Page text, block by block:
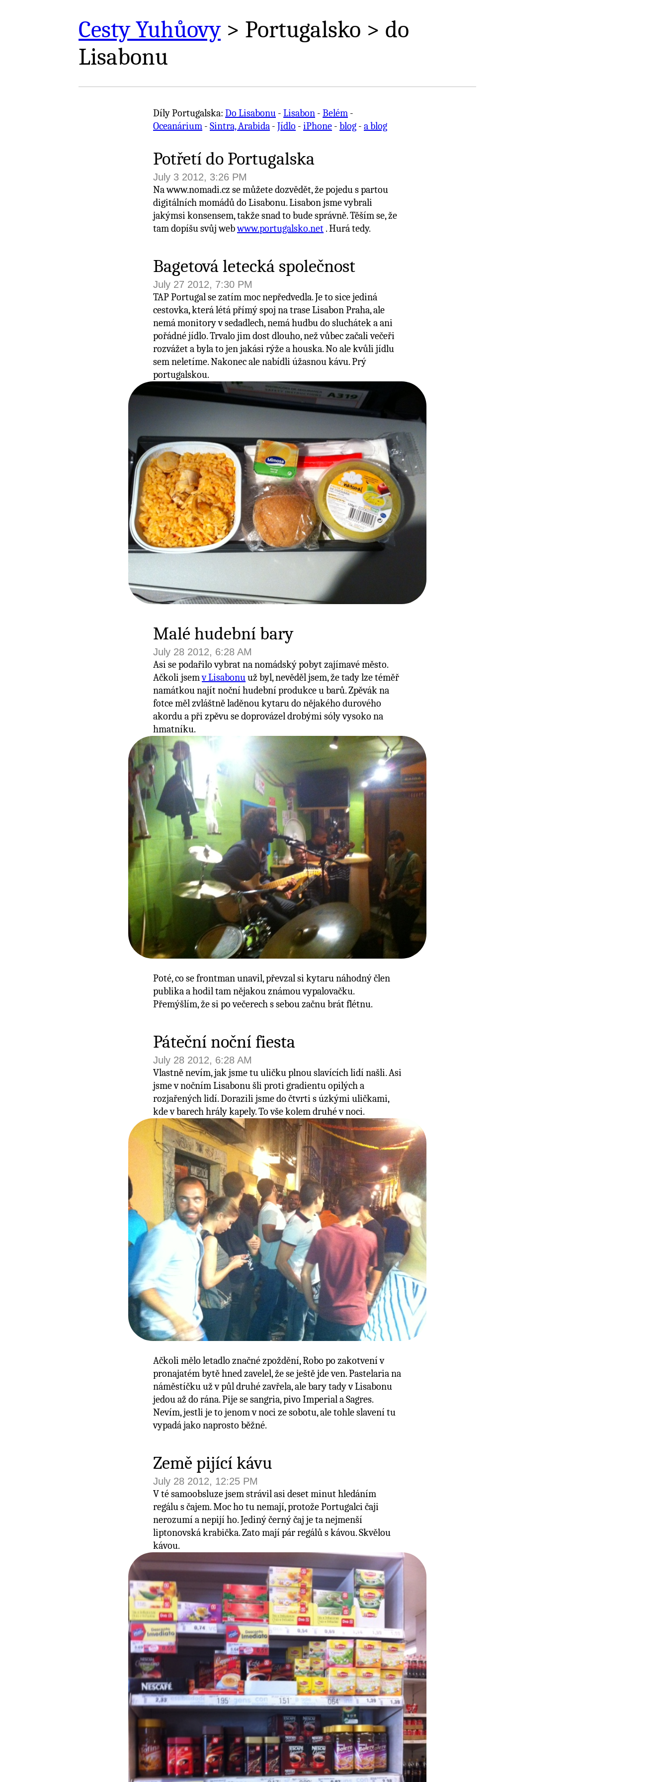
Cesty Yuhůovy> Portugalsko > do
Lisabonu
Díly Portugalska: Do Lisabonu - Lisabon - Belém -
Oceanárium - Sintra, Arabida - Jídlo - iPhone - blog - a blog
Potřetí do Portugalska
July 3 2012, 3:26 PM
Na www.nomadi.cz se můžete dozvědět, že pojedu s partou
digitálních momádů do Lisabonu. Lisabon jsme vybrali
jakýmsi konsensem, takže snad to bude správně. Těším se, že
tam dopíšu svůj webwww.portugalsko.net . Hurá tedy.
Bagetová letecká společnost
July 27 2012, 7:30 PM
TAP Portugal se zatím moc nepředvedla. Je to sice jediná
cestovka, která létá přímý spoj na trase Lisabon Praha, ale
nemá monitory v sedadlech, nemá hudbu do sluchátek a ani
pořádné jídlo. Trvalo jim dost dlouho, než vůbec začali večeři
rozvážet a byla to jen jakási rýže a houska. No ale kvůli jídlu
sem neletíme. Nakonec ale nabídli úžasnou kávu. Prý
portugalskou.
Malé hudební bary
July 28 2012, 6:28 AM
Asi se podařilo vybrat na nomádský pobyt zajímavé město.
Ačkoli jsemv Lisabonuuž byl, nevěděl jsem, že tady lze téměř
namátkou najít noční hudební produkce u barů. Zpěvák na
fotce měl zvláštně laděnou kytaru do nějakého durového
akordu a při zpěvu se doprovázel drobými sóly vysoko na
hmatníku.
Poté, co se frontman unavil, převzal si kytaru náhodný člen
publika a hodil tam nějakou známou vypalovačku.
Přemýšlím, že si po večerech s sebou začnu brát flétnu.
Páteční noční fiesta
July 28 2012, 6:28 AM
Vlastně nevím, jak jsme tu uličku plnou slavících lidí našli. Asi
jsme v nočním Lisabonu šli proti gradientu opilých a
rozjařených lidí. Dorazili jsme do čtvrti s úzkými uličkami,
kde v barech hrály kapely. To vše kolem druhé v noci.
Ačkoli mělo letadlo značné zpoždění, Robo po zakotvení v
pronajatém bytě hned zavelel, že se ještě jde ven. Pastelaria na
náměstíčku už v půl druhé zavřela, ale bary tady v Lisabonu
jedou až do rána. Pije se sangria, pivo Imperial a Sagres.
Nevím, jestli je to jenom v noci ze sobotu, ale tohle slavení tu
vypadá jako naprosto běžné.
Země pijící kávu
July 28 2012, 12:25 PM
V té samoobsluze jsem strávil asi deset minut hledáním
regálu s čajem. Moc ho tu nemají, protože Portugalci čaji
nerozumí a nepijí ho. Jediný černý čaj je ta nejmenší
liptonovská krabička. Zato mají pár regálů s kávou. Skvělou
kávou.